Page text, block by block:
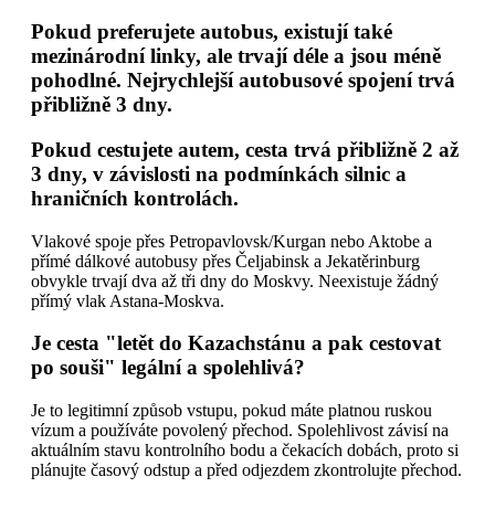
Pokud preferujete autobus, existují také
mezinárodní linky, ale trvají déle a jsou méně
pohodlné. Nejrychlejší autobusové spojení trvá
přibližně 3 dny.
Pokud cestujete autem, cesta trvá přibližně 2 až
3 dny, v závislosti na podmínkách silnic a
hraničních kontrolách.
Vlakové spoje přes Petropavlovsk/Kurgan nebo Aktobe a
přímé dálkové autobusy přes Čeljabinsk a Jekatěrinburg
obvykle trvají dva až tři dny do Moskvy. Neexistuje žádný
přímý vlak Astana-Moskva.
Je cesta "letět do Kazachstánu a pak cestovat
po souši" legální a spolehlivá?
Je to legitimní způsob vstupu, pokud máte platnou ruskou
vízum a používáte povolený přechod. Spolehlivost závisí na
aktuálním stavu kontrolního bodu a čekacích dobách, proto si
plánujte časový odstup a před odjezdem zkontrolujte přechod.